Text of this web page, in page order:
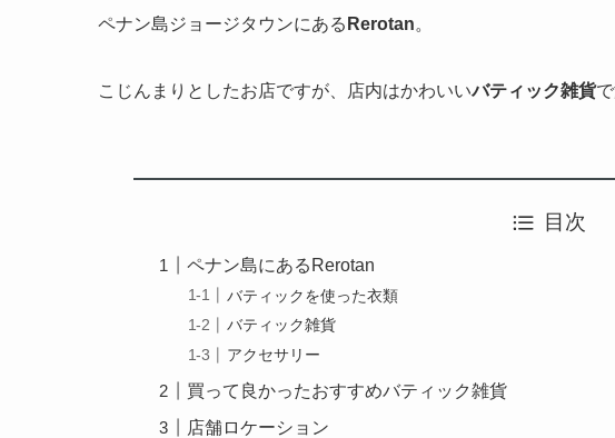
ペナン島ジョージタウンにある Rerotan。
こじんまりとしたお店ですが、店内はかわいいバティック雑貨
目次
ペナン島にあるRerotan
バティックを使った衣類
バティック雑貨
アクセサリー
買って良かったおすすめバティック雑貨
店舗ロケーション